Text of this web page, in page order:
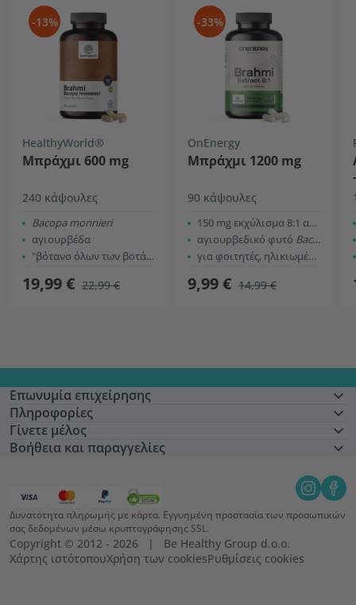
-13%
HealthyWorld®
Μπράχμι 600 mg
240 κάψουλες
Bacopa monnieri
αγιουρβέδα
"βότανο όλων των βοτάνων"
19,99 € 22,99 €
-33%
OnEnergy
Μπράχμι 1200 mg
90 κάψουλες
150 mg εκχύλισμα 8:1 ανά κάψουλα
αγιουρβεδικό φυτό Bacopa monnieri
για φοιτητές, ηλικιωμένους, κ.α.
9,99 € 14,99 €
Επωνυμία επιχείρησης
Πληροφορίες
Γίνετε μέλος
Βοήθεια και παραγγελίες
Δυνατότητα πληρωμής με κάρτα. Εγγυημένη προστασία των προσωπικών
σας δεδομένων μέσω κρυπτογράφησης SSL.
Copyright © 2012 - 2026   |   Be Healthy Group d.o.o.
Χάρτης ιστότοπουΧρήση των cookiesΡυθμίσεις cookies